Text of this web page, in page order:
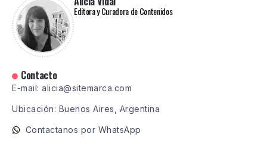
Editora y Curadora de Contenidos
Contacto
E-mail: alicia@sitemarca.com
Ubicación: Buenos Aires, Argentina
Contactanos por WhatsApp